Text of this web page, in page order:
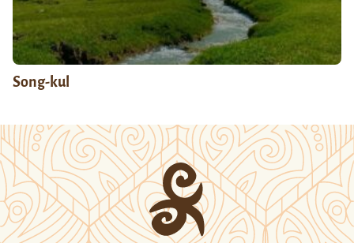
Song-kul